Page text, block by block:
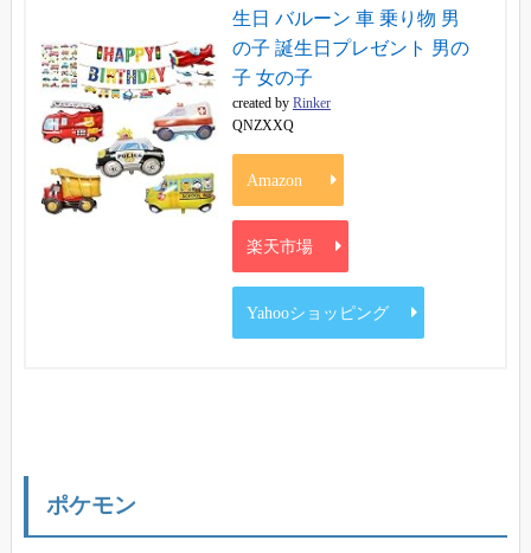
生日 バルーン 車 乗り物 男
の子 誕生日プレゼント 男の
子 女の子
created by Rinker
QNZXXQ
Amazon
楽天市場
Yahooショッピング
ポケモン